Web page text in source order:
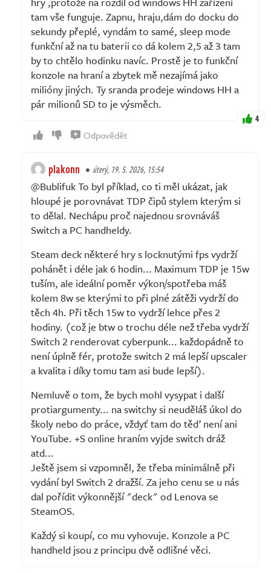
tam vše funguje. Zapnu, hraju,dám do docku do
sekundy přeplé, vyndám to samé, sleep mode
funkční až na tu baterii co dá kolem 2,5 až 3 tam
by to chtělo hodinku navíc. Prostě je to funkční
konzole na hraní a zbytek mě nezajímá jako
milióny jiných. Ty sranda prodeje windows HH a
pár milionů SD to je výsměch.
4
Odpovědět
plakonn úterý, 19. 5. 2026, 15:54
@Bublifuk To byl příklad, co ti měl ukázat, jak
hloupé je porovnávat TDP čipů stylem kterým si
to dělal. Nechápu proč najednou srovnáváš
Switch a PC handheldy.
Steam deck některé hry s locknutými fps vydrží
pohánět i déle jak 6 hodin... Maximum TDP je 15w
tuším, ale ideální poměr výkon/spotřeba máš
kolem 8w se kterými to při plné zátěži vydrží do
těch 4h. Při těch 15w to vydrží lehce přes 2
hodiny. (což je btw o trochu déle než třeba vydrží
Switch 2 renderovat cyberpunk... každopádně to
není úplně fér, protože switch 2 má lepší upscaler
a kvalita i díky tomu tam asi bude lepší).
Nemluvě o tom, že bych mohl vysypat i další
protiargumenty... na switchy si neuděláš úkol do
školy nebo do práce, vždyť tam do těď není ani
YouTube. +S online hraním vyjde switch dráž
atd...
Ještě jsem si vzpomněl, že třeba minimálně při
vydání byl Switch 2 dražší. Za jeho cenu se u nás
dal pořídit výkonnější "deck" od Lenova se
SteamOS.
Každý si koupí, co mu vyhovuje. Konzole a PC
handheld jsou z principu dvě odlišné věci.